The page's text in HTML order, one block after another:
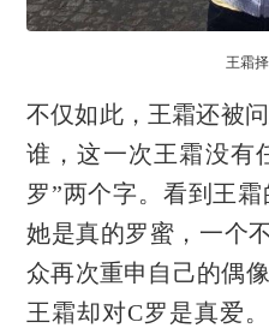
王霜
不仅如此，王霜还被
谁，这一次王霜没有
罗”两个字。看到王
她是真的罗蜜，一个
众再次重申自己的偶
王霜却对C罗是真爱